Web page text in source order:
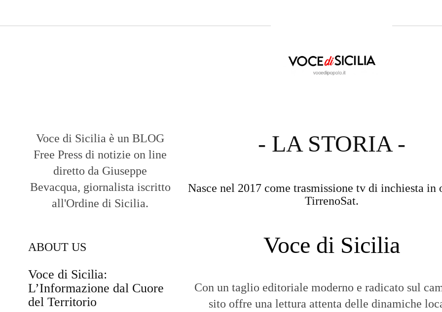
Voce di Sicilia è un BLOG
Free Press di notizie on line
diretto da Giuseppe
Bevacqua, giornalista iscritto
all'Ordine di Sicilia.
ABOUT US
Voce di Sicilia:
L’Informazione dal Cuore
del Territorio
- LA STORIA -
Nasce nel 2017 come trasmissione tv di inchiesta in
TirrenoSat.
Voce di Sicilia
Con un taglio editoriale moderno e radicato sul
sito offre una lettura attenta delle dinamiche